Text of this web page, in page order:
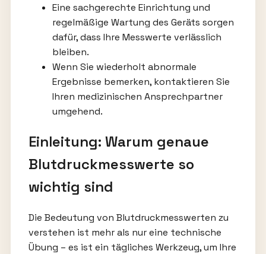
Eine sachgerechte Einrichtung und
regelmäßige Wartung des Geräts sorgen
dafür, dass Ihre Messwerte verlässlich
bleiben.
Wenn Sie wiederholt abnormale
Ergebnisse bemerken, kontaktieren Sie
Ihren medizinischen Ansprechpartner
umgehend.
Einleitung: Warum genaue
Blutdruckmesswerte so
wichtig sind
Die Bedeutung von Blutdruckmesswerten zu
verstehen ist mehr als nur eine technische
Übung – es ist ein tägliches Werkzeug, um Ihre